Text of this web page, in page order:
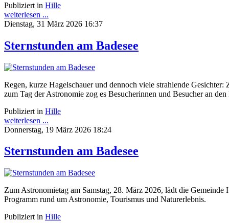
Publiziert in Hille
weiterlesen ...
Dienstag, 31 März 2026 16:37
Sternstunden am Badesee
Regen, kurze Hagelschauer und dennoch viele strahlende
zum Tag der Astronomie zog es Besucherinnen und Besucher an
Publiziert in Hille
weiterlesen ...
Donnerstag, 19 März 2026 18:24
Sternstunden am Badesee
Zum Astronomietag am Samstag, 28. März 2026, lädt die
Programm rund um Astronomie, Tourismus und Naturerlebnis.
Publiziert in Hille